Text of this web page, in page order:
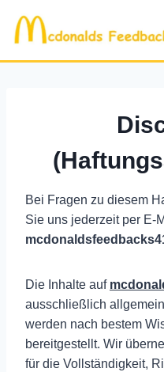
Bei Fragen zu diesem
Sie uns jederzeit per E-
Die Inhalte auf
ausschließlich
werden nach bestem
bereitgestellt. Wir
für die Vollständigkeit,